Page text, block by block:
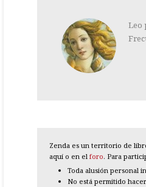
Leo
Zenda es un territorio de
aquí o en el foro. Para
Toda alusión personal
No está permitido